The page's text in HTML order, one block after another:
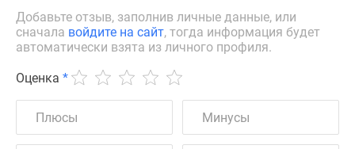
Добавьте отзыв, заполнив личные данные, или
сначала войдите на сайт, тогда информация будет
автоматически взята из личного профиля.
Оценка *